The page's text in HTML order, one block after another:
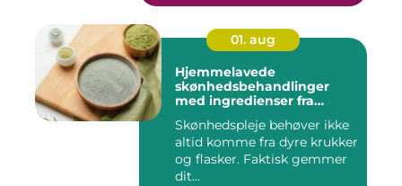
01. aug
Hjemmelavede
skønhedsbehandlinger
med ingredienser fra
Skønhedspleje behøver ikke
altid komme fra dyre krukker
og flasker. Faktisk gemmer
dit...